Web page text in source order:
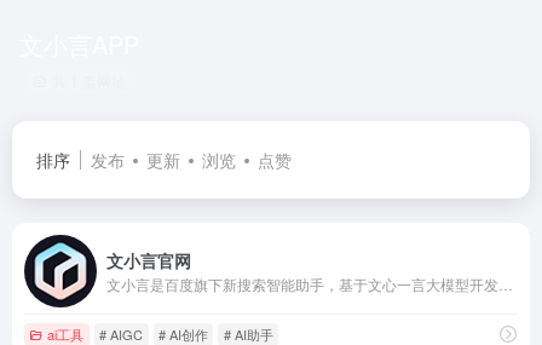
排序 发布 更新 浏览 点赞
文小言官网
ai工具 # AIGC # AI创作 # AI助手